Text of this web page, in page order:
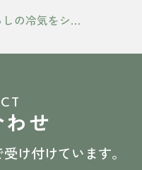
那須おろしの冷気をシャットアウトする、北側の窓配置
せ
け付けています。